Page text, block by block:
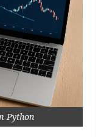
Python